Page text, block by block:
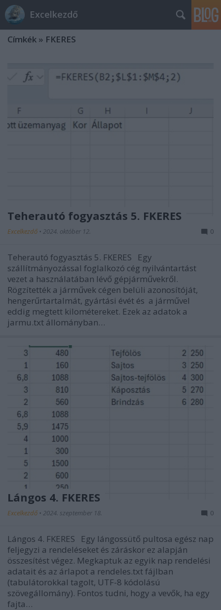
Excelkezdő
Címkék » FKERES
Teherautó fogyasztás 5. FKERES
Excelkezdő • 2024. október 12. 0
Teherautó fogyasztás 5. FKERES Egy
szállítmányozással foglalkozó cég nyilvántartást
vezet a használatában lévő gépjárművekről.
Rögzítették a járművek cégen belüli azonosítóját,
hengerűrtartalmát, gyártási évét és a járművel
eddig megtett kilométereket. Ezek az adatok a
jarmu.txt állományban…
Lángos 4. FKERES
Excelkezdő • 2024. szeptember 18. 0
Lángos 4. FKERES Egy lángossütő pultosa egész nap
feljegyzi a rendeléseket és záráskor ez alapján
összesítést végez. Megkaptuk az egyik nap rendelési
adatait és az árlapot a rendeles.txt fájlban
(tabulátorokkal tagolt, UTF-8 kódolású
szövegállomány). Fontos tudni, hogy a vevők, ha egy
fajta…